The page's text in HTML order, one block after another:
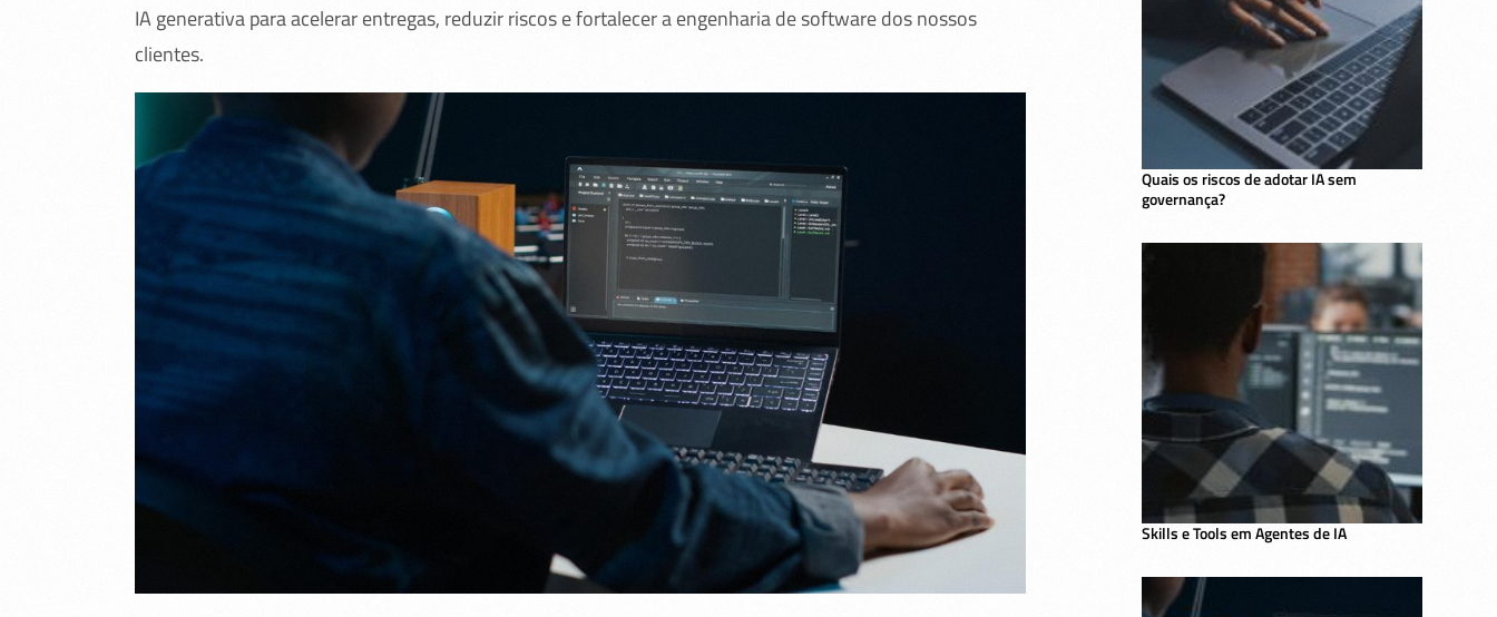
IA generativa para acelerar entregas, reduzir riscos e fortalecer a engenharia de software dos nossos
clientes.
Quais os riscos de adotar IA sem
governança?
Skills e Tools em Agentes de IA